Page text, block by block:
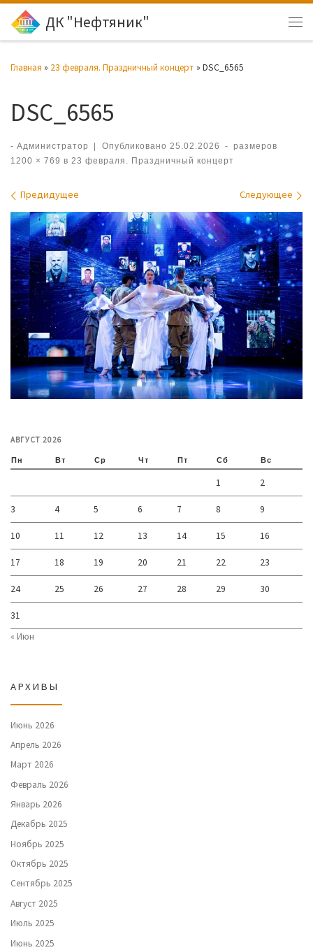
Перейти к содержимому
ДК "Нефтяник"
Главная » 23 февраля. Праздничный концерт » DSC_6565
DSC_6565
- Администратор | Опубликовано 25.02.2026 -
размеров
1200 × 769 в 23 февраля. Праздничный концерт
Навигация по изображениям
Предидущее Следующее
АВГУСТ 2026
Пн Вт Ср Чт Пт Сб Вс
1 2
3 4 5 6 7 8 9
10 11 12 13 14 15 16
17 18 19 20 21 22 23
24 25 26 27 28 29 30
31
« Июн
АРХИВЫ
Июнь 2026
Апрель 2026
Март 2026
Февраль 2026
Январь 2026
Декабрь 2025
Ноябрь 2025
Октябрь 2025
Сентябрь 2025
Август 2025
Июль 2025
Июнь 2025